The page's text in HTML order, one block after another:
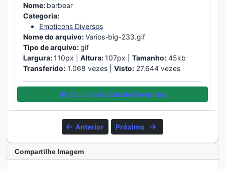
Nome: barbear
Categoria:
Emoticons Diversos
Nome do arquivo:Varios-big-233.gif
Tipo de arquivo:gif
Largura:110px | Altura:107px | Tamanho: 45kb
Transferido: 1.068 vezes | Visto: 27.644 vezes
Salvar em Lista de Favoritos
Anterior Próximo
Compartilhe Imagem